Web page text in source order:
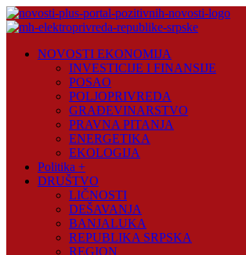
Skip
to
Plus
NOVOSTI EKONOMIJA
INVESTICIJE I FINANSIJE
POSAO
POLJOPRIVREDA
GRAĐEVINARSTVO
PRAVNA PITANJA
ENERGETIKA
EKOLOGIJA
Politika +
DRUŠTVO
LIČNOSTI
DEŠAVANJA
BANJALUKA
REPUBLIKA SRPSKA
REGION